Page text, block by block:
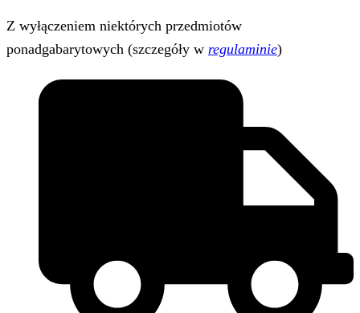
Z wyłączeniem niektórych przedmiotów
ponadgabarytowych (szczegóły w regulaminie)